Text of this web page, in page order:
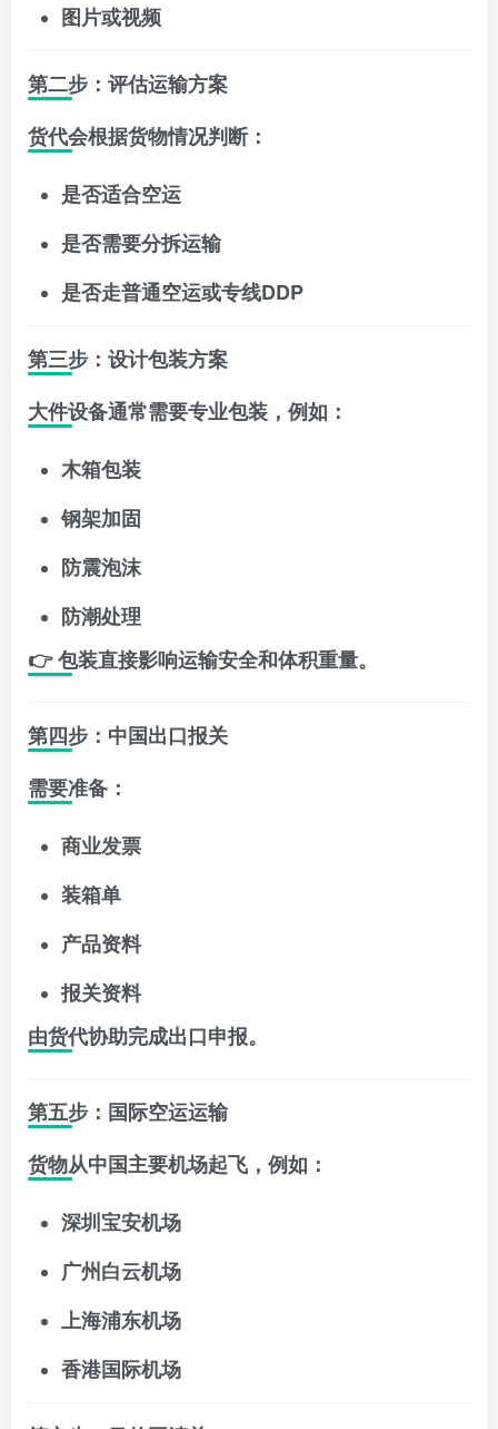
图片或视频
第二步：评估运输方案
货代会根据货物情况判断：
是否适合空运
是否需要分拆运输
是否走普通空运或专线DDP
第三步：设计包装方案
大件设备通常需要专业包装，例如：
木箱包装
钢架加固
防震泡沫
防潮处理
👉 包装直接影响运输安全和体积重量。
第四步：中国出口报关
需要准备：
商业发票
装箱单
产品资料
报关资料
由货代协助完成出口申报。
第五步：国际空运运输
货物从中国主要机场起飞，例如：
深圳宝安机场
广州白云机场
上海浦东机场
香港国际机场